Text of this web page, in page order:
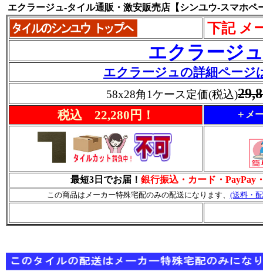
エクラージュ-タイル通販・激安販売店【シンユウ-スマホペ
下記 メ
エクラージュ
エクラージュの詳細ページ
58x28角1ケース定価(税込)
税込 22,280円！ ＋メ
最短3日でお届！ 銀行振込・カード・PayPay
この商品はメーカー特殊宅配のみの配送になります、 (送料・